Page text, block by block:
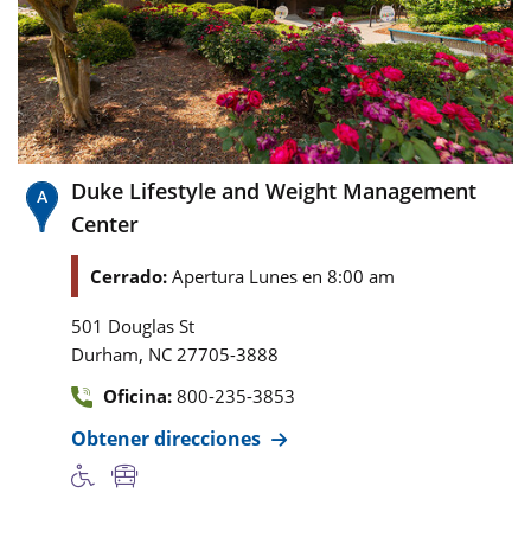
Duke Lifestyle and Weight Management
Center
Cerrado: Apertura Lunes en 8:00 am
501 Douglas St
Durham, NC 27705-3888
Oficina: 800-235-3853
Obtener direcciones